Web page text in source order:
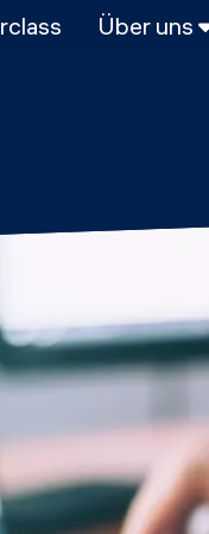
Über uns